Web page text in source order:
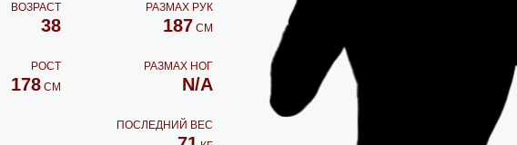
ВОЗРАСТ
38
РАЗМАХ РУК
187 СМ
РОСТ
178 СМ
РАЗМАХ НОГ
N/A
ПОСЛЕДНИЙ ВЕС